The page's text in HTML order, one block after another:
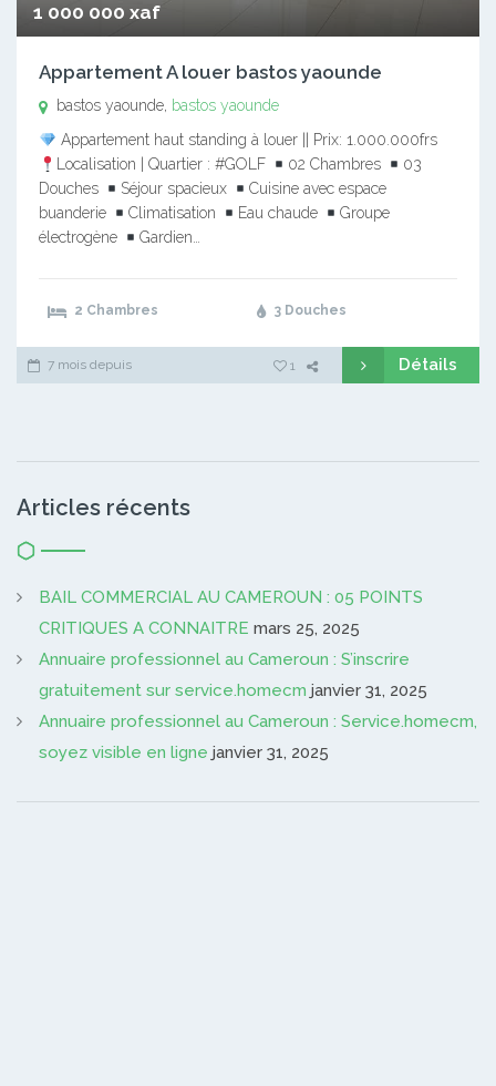
1 000 000 xaf
Appartement A louer bastos yaounde
bastos yaounde, bastos yaounde
Appartement haut standing à louer || Prix: 1.000.000frs
Localisation | Quartier : #GOLF
02 Chambres
03
Douches
Séjour spacieux
Cuisine avec espace
buanderie
Climatisation Eau chaude
Groupe
électrogène
Gardien…
2 Chambres 3 Douches
7 mois depuis 1 Détails
Articles récents
BAIL COMMERCIAL AU CAMEROUN : 05 POINTS
CRITIQUES A CONNAITRE mars 25, 2025
Annuaire professionnel au Cameroun : S’inscrire
gratuitement sur service.homecm janvier 31, 2025
Annuaire professionnel au Cameroun : Service.homecm,
soyez visible en ligne janvier 31, 2025